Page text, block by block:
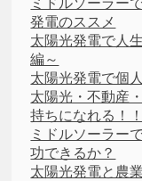
発電のススメ
太陽光発電で人
編～
太陽光発電で個
太陽光・不動産
持ちになれる！！
ミドルソーラー
功できるか？
太陽光発電と農